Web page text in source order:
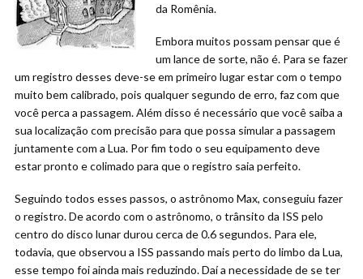
da Romênia.
Embora muitos possam pensar que é
um lance de sorte, não é. Para se fazer
um registro desses deve-se em primeiro lugar estar com o tempo
muito bem calibrado, pois qualquer segundo de erro, faz com que
você perca a passagem. Além disso é necessário que você saiba a
sua localização com precisão para que possa simular a passagem
juntamente com a Lua. Por fim todo o seu equipamento deve
estar pronto e colimado para que o registro saia perfeito.
Seguindo todos esses passos, o astrônomo Max, conseguiu fazer
o registro. De acordo com o astrônomo, o trânsito da ISS pelo
centro do disco lunar durou cerca de 0.6 segundos. Para ele,
todavia, que observou a ISS passando mais perto do limbo da Lua,
esse tempo foi ainda mais reduzindo. Daí a necessidade de se ter